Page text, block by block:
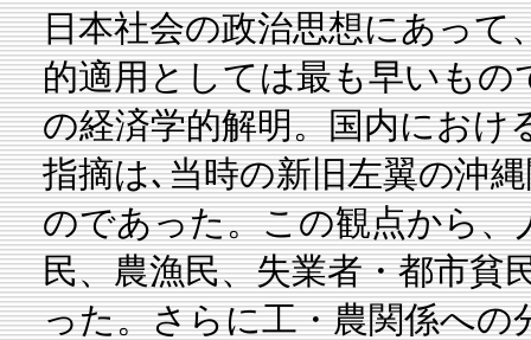
日本社会の政治思想にあって
的適用としては最も早いも
の経済学的解明。国内におけ
指摘は､当時の新旧左翼の沖
のであった。この観点から
民、農漁民、失業者・都市貧
った。さらに工・農関係への